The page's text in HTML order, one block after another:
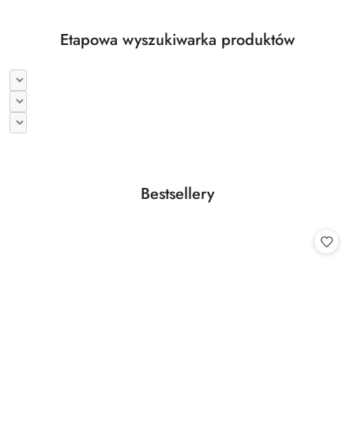
Etapowa wyszukiwarka produktów
Pomiń karuzelę produktów
Produkty
Bestsellery